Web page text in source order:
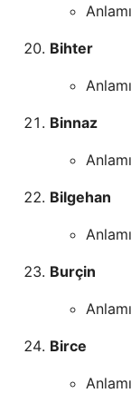
Bihter
Binnaz
Bilgehan
Burçin
Birce